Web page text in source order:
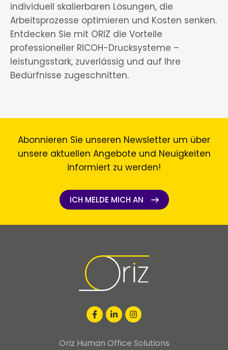
individuell skalierbaren Lösungen, die
Arbeitsprozesse optimieren und Kosten senken.
Entdecken Sie mit ORIZ die Vorteile
professioneller RICOH-Drucksysteme –
leistungsstark, zuverlässig und auf Ihre
Bedürfnisse zugeschnitten.
Abonnieren Sie unseren Newsletter um über
unsere aktuellen Angebote und Neuigkeiten
informiert zu werden!
ICH MELDE MICH AN
Oriz Human Office Solutions